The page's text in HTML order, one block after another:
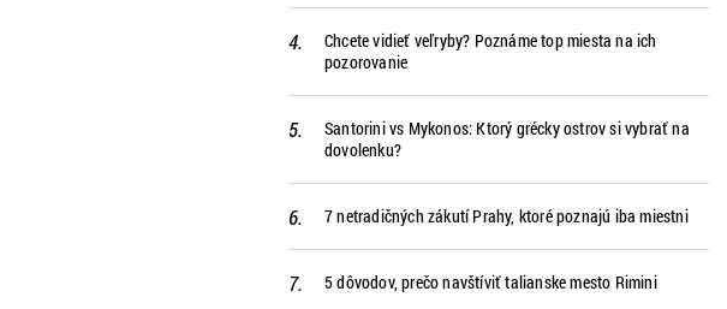
Chcete vidieť veľryby? Poznáme top miesta na ich
pozorovanie
Santorini vs Mykonos: Ktorý grécky ostrov si vybrať na
dovolenku?
7 netradičných zákutí Prahy, ktoré poznajú iba miestni
5 dôvodov, prečo navštíviť talianske mesto Rimini